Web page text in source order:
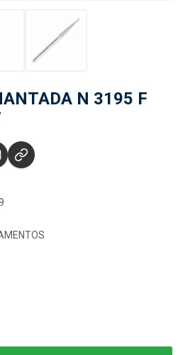
N 3195 F